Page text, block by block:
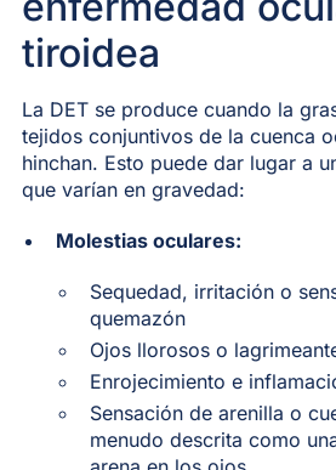
tiroidea
La DET se produce cuando la
tejidos conjuntivos de la cuenca
hinchan. Esto puede dar lugar a
que varían en gravedad:
Molestias oculares:
Sequedad, irritación o
quemazón
Ojos llorosos o
Enrojecimiento e
Sensación de arenilla o
menudo descrita como